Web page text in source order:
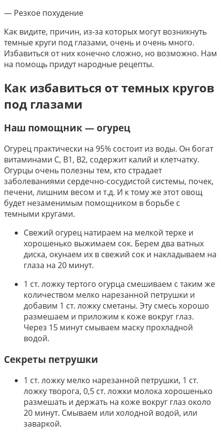
— Резкое похудение
Как видите, причин, из-за которых могут возникнуть
темные круги под глазами, очень и очень много.
Избавиться от них конечно сложно, но возможно. Нам
на помощь придут народные рецепты.
Как избавиться от темных кругов
под глазами
Наш помощник — огурец
Огурец практически на 95% состоит из воды. Он богат
витаминами С, В1, В2, содержит калий и клетчатку.
Огурцы очень полезны тем, кто страдает
заболеваниями сердечно-сосудистой системы, почек,
печени, лишним весом и т.д. И к тому же этот овощ
будет незаменимым помощником в борьбе с
темными кругами.
Свежий огурец натираем на мелкой терке и
хорошенько выжимаем сок. Берем два ватных
диска, окунаем их в свежий сок и накладываем на
глаза на 20 минут.
1 ст. ложку тертого огурца смешиваем с таким же
количеством мелко нарезанной петрушки и
добавим 1 ст. ложку сметаны. Эту смесь хорошо
размешаем и приложим к коже вокруг глаз.
Через 15 минут смываем маску прохладной
водой.
Секреты петрушки
1 ст. ложку мелко нарезанной петрушки, 1 ст.
ложку творога, 0,5 ст. ложки молока хорошенько
размешать и держать на коже вокруг глаз около
20 минут. Смываем или холодной водой, или
заваркой.